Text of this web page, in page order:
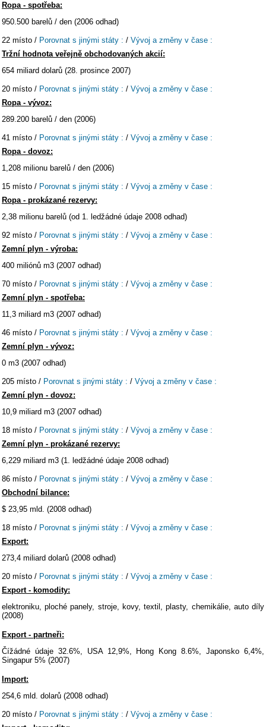
Ropa - spotřeba:
950.500 barelů / den (2006 odhad)
22 místo / Porovnat s jinými státy : / Vývoj a změny v čase :
Tržní hodnota veřejně obchodovaných akcií:
654 miliard dolarů (28. prosince 2007)
20 místo / Porovnat s jinými státy : / Vývoj a změny v čase :
Ropa - vývoz:
289.200 barelů / den (2006)
41 místo / Porovnat s jinými státy : / Vývoj a změny v čase :
Ropa - dovoz:
1,208 milionu barelů / den (2006)
15 místo / Porovnat s jinými státy : / Vývoj a změny v čase :
Ropa - prokázané rezervy:
2,38 milionu barelů (od 1. ledžádné údaje 2008 odhad)
92 místo / Porovnat s jinými státy : / Vývoj a změny v čase :
Zemní plyn - výroba:
400 miliónů m3 (2007 odhad)
70 místo / Porovnat s jinými státy : / Vývoj a změny v čase :
Zemní plyn - spotřeba:
11,3 miliard m3 (2007 odhad)
46 místo / Porovnat s jinými státy : / Vývoj a změny v čase :
Zemní plyn - vývoz:
0 m3 (2007 odhad)
205 místo / Porovnat s jinými státy : / Vývoj a změny v čase :
Zemní plyn - dovoz:
10,9 miliard m3 (2007 odhad)
18 místo / Porovnat s jinými státy : / Vývoj a změny v čase :
Zemní plyn - prokázané rezervy:
6,229 miliard m3 (1. ledžádné údaje 2008 odhad)
86 místo / Porovnat s jinými státy : / Vývoj a změny v čase :
Obchodní bilance:
$ 23,95 mld. (2008 odhad)
18 místo / Porovnat s jinými státy : / Vývoj a změny v čase :
Export:
273,4 miliard dolarů (2008 odhad)
20 místo / Porovnat s jinými státy : / Vývoj a změny v čase :
Export - komodity:
elektroniku, ploché panely, stroje, kovy, textil, plasty, chemikálie, auto díly
(2008)
Export - partneři:
Čížádné údaje 32.6%, USA 12,9%, Hong Kong 8.6%, Japonsko 6,4%,
Singapur 5% (2007)
Import:
254,6 mld. dolarů (2008 odhad)
20 místo / Porovnat s jinými státy : / Vývoj a změny v čase :